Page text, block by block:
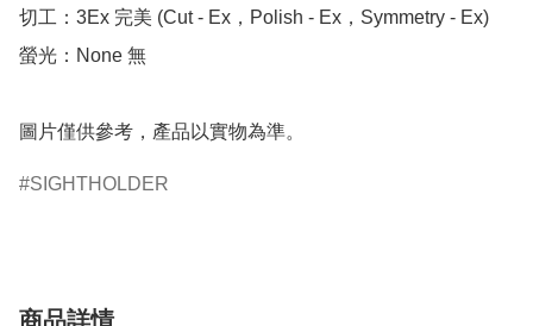
切工：3Ex 完美 (Cut - Ex，Polish - Ex，Symmetry - Ex)
螢光：None 無
圖片僅供參考，產品以實物為準。
SIGHTHOLDER
商品詳情